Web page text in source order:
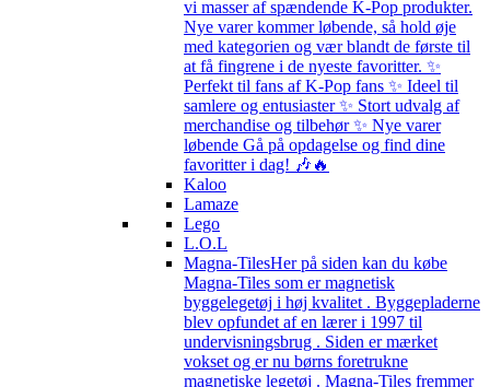
vi masser af spændende K-Pop produkter.
Nye varer kommer løbende, så hold øje
med kategorien og vær blandt de første til
at få fingrene i de nyeste favoritter. ✨
Perfekt til fans af K-Pop fans ✨ Ideel til
samlere og entusiaster ✨ Stort udvalg af
merchandise og tilbehør ✨ Nye varer
løbende Gå på opdagelse og find dine
favoritter i dag! 🎶🔥
Kaloo
Lamaze
Lego
L.O.L
Magna-TilesHer på siden kan du købe
Magna-Tiles som er magnetisk
byggelegetøj i høj kvalitet . Byggepladerne
blev opfundet af en lærer i 1997 til
undervisningsbrug . Siden er mærket
vokset og er nu børns foretrukne
magnetiske legetøj . Magna-Tiles fremmer